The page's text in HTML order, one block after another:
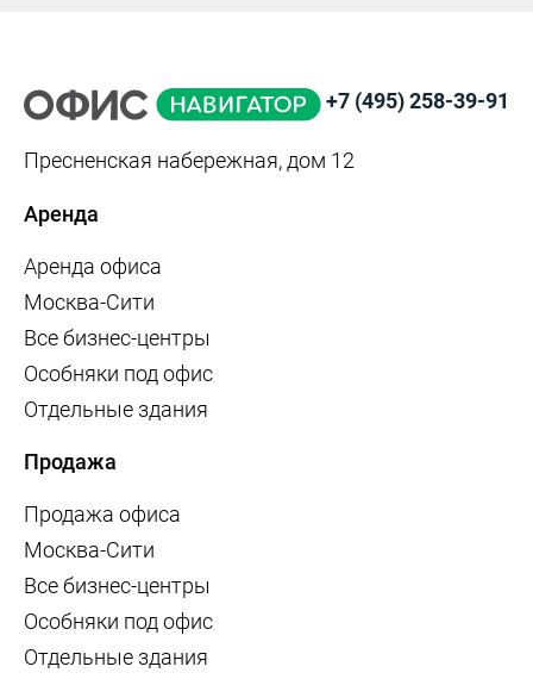
+7 (495) 258-39-91
Пресненская набережная, дом 12
Аренда
Аренда офиса
Москва-Сити
Все бизнес-центры
Особняки под офис
Отдельные здания
Продажа
Продажа офиса
Москва-Сити
Все бизнес-центры
Особняки под офис
Отдельные здания